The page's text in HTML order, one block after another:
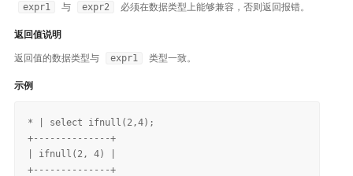
expr1 与 expr2 必须在数据类型上能够兼容，否则返回报错。
返回值说明
返回值的数据类型与 expr1 类型一致。
示例
* | select ifnull(2,4);
+--------------+
| ifnull(2, 4) |
+--------------+